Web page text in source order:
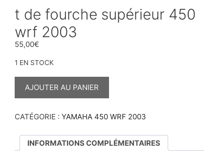
t de fourche supérieur 450
wrf 2003
55,00€
1 EN STOCK
QUANTITÉ
SUPÉRIEUR
2003
AJOUTER AU PANIER
CATÉGORIE : YAMAHA 450 WRF 2003
INFORMATIONS COMPLÉMENTAIRES